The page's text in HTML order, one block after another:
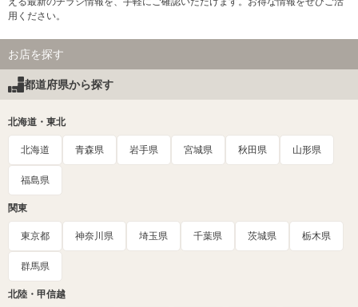
用ください。
お店を探す
都道府県から探す
北海道・東北
北海道 青森県 岩手県 宮城県 秋田県 山形県
福島県
関東
東京都 神奈川県 埼玉県 千葉県 茨城県 栃木県
群馬県
北陸・甲信越